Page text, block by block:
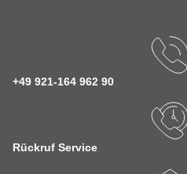
+49 921-164 962 90
Rückruf Service